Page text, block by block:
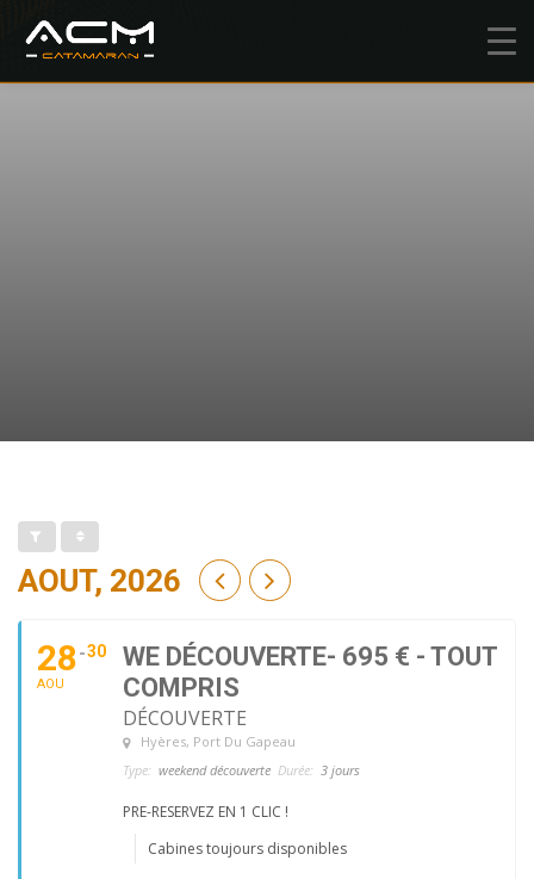
AOUT, 2026
28
AOU
30
WE DÉCOUVERTE- 695 € - TOUT
COMPRIS
DÉCOUVERTE
Hyères, Port Du Gapeau
Type: weekend découverte Durée: 3 jours
PRE-RESERVEZ EN 1 CLIC !
Cabines toujours disponibles